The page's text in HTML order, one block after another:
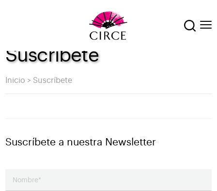
Suscríbete
Inicio > Suscríbete
Suscríbete a nuestra Newsletter